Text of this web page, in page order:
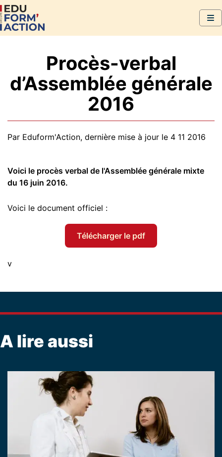
Procès-verbal
d’Assemblée générale
2016
Par Eduform'Action, dernière mise à jour le 4 11 2016
Voici le procès verbal de l'Assemblée générale mixte
du 16 juin 2016.
Voici le document officiel :
Télécharger le pdf
v
A lire aussi